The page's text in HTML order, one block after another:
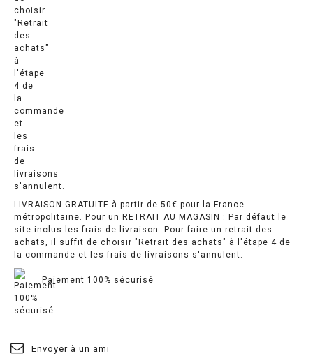
LIVRAISON GRATUITE à partir de 50€ pour la France
métropolitaine. Pour un RETRAIT AU MAGASIN : Par défaut le
site inclus les frais de livraison. Pour faire un retrait des
achats, il suffit de choisir "Retrait des achats" à l'étape 4 de
la commande et les frais de livraisons s'annulent.
Paiement 100% sécurisé
Envoyer à un ami